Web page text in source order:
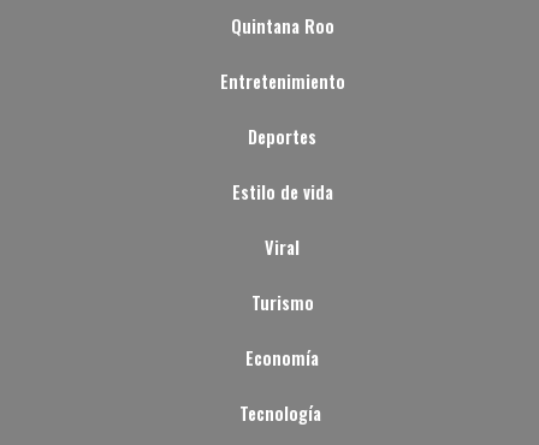
Quintana Roo
Entretenimiento
Deportes
Estilo de vida
Viral
Turismo
Economía
Tecnología